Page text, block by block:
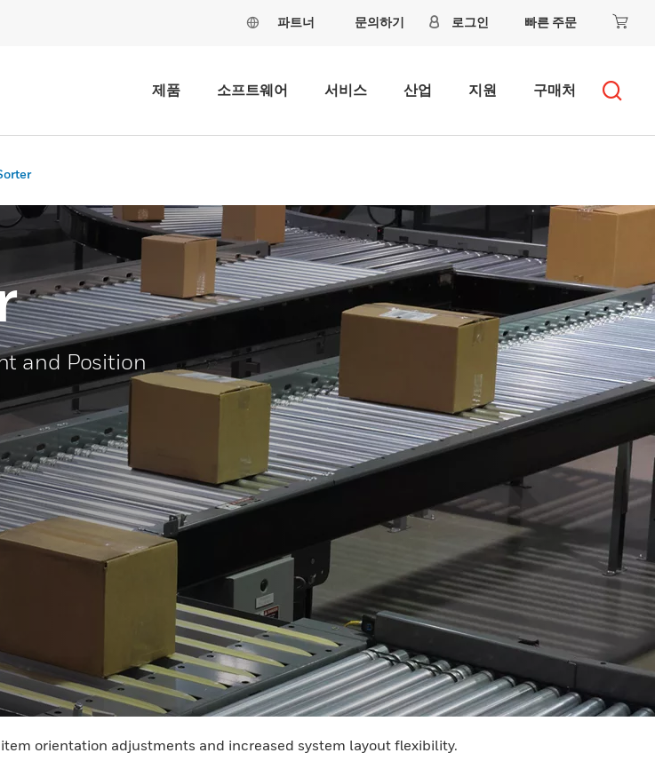
파트너 문의하기 로그인 빠른 주문
제품 소프트웨어 서비스 산업 지원 구매처
and Position
orientation adjustments and increased system layout flexibility.